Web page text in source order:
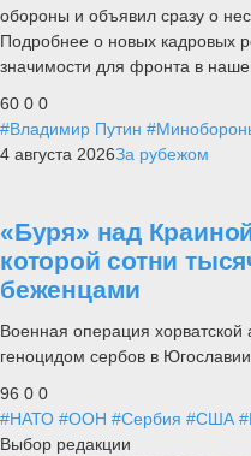
обороны и объявил сразу о
Подробнее о новых кадровых
значимости для фронта в
60 0 0
#Владимир Путин
4 августа 2026За рубежом
«Буря» над
которой сотни
беженцами
Военная операция
геноцидом сербов в
96 0 0
#НАТО #ООН #Сербия #США
Выбор редакции